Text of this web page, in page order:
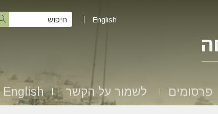
English
פרסומים לשמור על הקשר English